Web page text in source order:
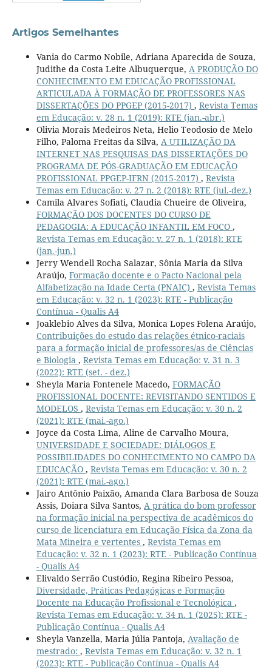
Artigos Semelhantes
Vania do Carmo Nobile, Adriana Aparecida de Souza,
Judithe da Costa Leite Albuquerque, A PRODUÇÃO DO
CONHECIMENTO EM EDUCAÇÃO PROFISSIONAL
ARTICULADA À FORMAÇÃO DE PROFESSORES NAS
DISSERTAÇÕES DO PPGEP (2015-2017) , Revista Temas
em Educação: v. 28 n. 1 (2019): RTE (jan.-abr.)
Olivia Morais Medeiros Neta, Helio Teodosio de Melo
Filho, Paloma Freitas da Silva, A UTILIZAÇÃO DA
INTERNET NAS PESQUISAS DAS DISSERTAÇÕES DO
PROGRAMA DE PÓS-GRADUAÇÃO EM EDUCAÇÃO
PROFISSIONAL PPGEP-IFRN (2015-2017) , Revista
Temas em Educação: v. 27 n. 2 (2018): RTE (jul.-dez.)
Camila Alvares Sofiati, Claudia Chueire de Oliveira,
FORMAÇÃO DOS DOCENTES DO CURSO DE
PEDAGOGIA: A EDUCAÇÃO INFANTIL EM FOCO ,
Revista Temas em Educação: v. 27 n. 1 (2018): RTE
(jan.-jun.)
Jerry Wendell Rocha Salazar, Sônia Maria da Silva
Araújo, Formação docente e o Pacto Nacional pela
Alfabetização na Idade Certa (PNAIC) , Revista Temas
em Educação: v. 32 n. 1 (2023): RTE - Publicação
Contínua - Qualis A4
Joaklebio Alves da Silva, Monica Lopes Folena Araújo,
Contribuições do estudo das relações étnico-raciais
para a formação inicial de professores/as de Ciências
e Biologia , Revista Temas em Educação: v. 31 n. 3
(2022): RTE (set. - dez.)
Sheyla Maria Fontenele Macedo, FORMAÇÃO
PROFISSIONAL DOCENTE: REVISITANDO SENTIDOS E
MODELOS , Revista Temas em Educação: v. 30 n. 2
(2021): RTE (mai.-ago.)
Joyce da Costa Lima, Aline de Carvalho Moura,
UNIVERSIDADE E SOCIEDADE: DIÁLOGOS E
POSSIBILIDADES DO CONHECIMENTO NO CAMPO DA
EDUCAÇÃO , Revista Temas em Educação: v. 30 n. 2
(2021): RTE (mai.-ago.)
Jairo Antônio Paixão, Amanda Clara Barbosa de Souza
Assis, Doiara Silva Santos, A prática do bom professor
na formação inicial na perspectiva de acadêmicos do
curso de licenciatura em Educação Física da Zona da
Mata Mineira e vertentes , Revista Temas em
Educação: v. 32 n. 1 (2023): RTE - Publicação Contínua
- Qualis A4
Elivaldo Serrão Custódio, Regina Ribeiro Pessoa,
Diversidade, Práticas Pedagógicas e Formação
Docente na Educação Profissional e Tecnológica ,
Revista Temas em Educação: v. 34 n. 1 (2025): RTE -
Publicação Contínua - Qualis A4
Sheyla Vanzella, Maria Júlia Pantoja, Avaliação de
mestrado: , Revista Temas em Educação: v. 32 n. 1
(2023): RTE - Publicação Contínua - Qualis A4